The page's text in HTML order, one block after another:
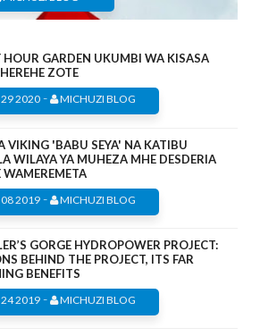
HOUR GARDEN UKUMBI WA KISASA
ZOTE
29 2020 - MICHUZI BLOG
VIKING 'BABU SEYA' NA KATIBU
WILAYA YA MUHEZA MHE DESDERIA
WAMEREMETA
08 2019- MICHUZI BLOG
GORGE HYDROPOWER PROJECT:
BEHIND THE PROJECT, ITS FAR
BENEFITS
24 2019 - MICHUZI BLOG